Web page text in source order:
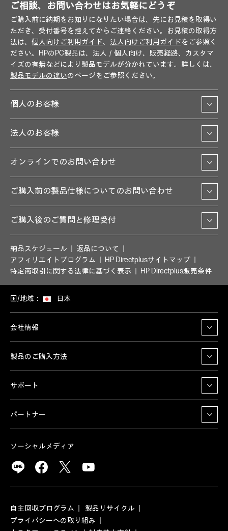
ご相談、お問い合わせはお気軽にどうぞ
ご購入前に納期をお知りになりたい場合は、先にお見積を取得い
ただき、受付番号を控えてからご連絡ください。お見積の取得方
法は、 個人向けご利用ガイド、 法人向けご利用ガイドをご参照く
ださい。HPのPC製品は、法人／個人向け、販売経路、カスタマ
イズの有無などにより製品モデルが分かれています。詳しくは、
製品モデルの違いのページをご参照ください。
個人のお客様
法人のお客様
オンラインでのお問い合わせ
ご購入前の製品仕様についてのお問い合わせ
ご購入後のご質問と修理受付
納品スケジュール
返品について
アフィリエイトプログラム
HP Directplusサイトマップ
特定商取引に関する法律に基づく表示
HP Directplus販売条件
国/地域： 日本
会社情報
製品のご購入方法
サポート
パートナー
ソーシャルメディア
自主回収プログラム
製品リサイクル
プライバシーへの取り組み